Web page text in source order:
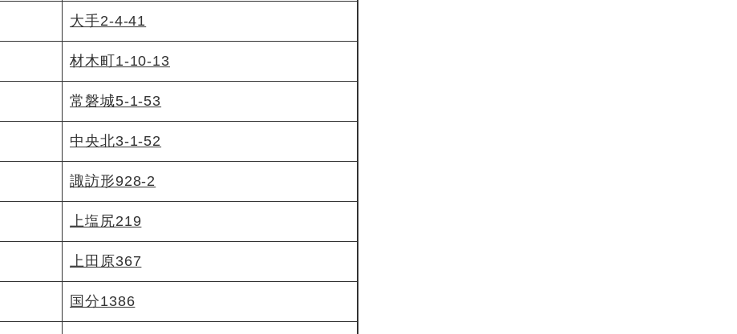
大手2-4-41
材木町1-10-13
常磐城5-1-53
中央北3-1-52
諏訪形928-2
上塩尻219
上田原367
国分1386